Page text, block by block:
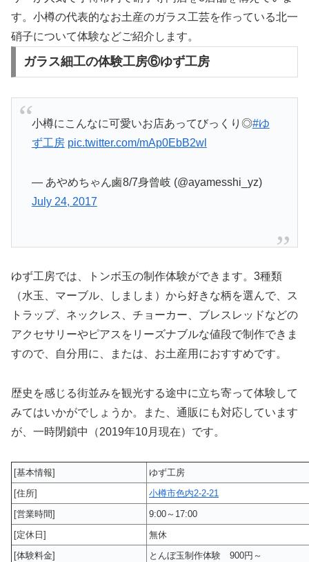
す。小樽の代表的なお土産のガラス工芸を作っている北一
硝子について体験などご紹介します。
ガラス細工の体験工房⑥ゆず工房
小樽にこんなに可愛いお店あってびっくり◎#ゆ
ず工房 pic.twitter.com/mAp0EbB2wl
— あやめちゃん鹵8/7身曾岐 (@ayamesshi_yz)
July 24, 2017
ゆず工房では、トンボ玉の制作体験ができます。3種類
（水玉、マーブル、しましま）から好きな柄を選んで、ス
トラップ、ネックレス、チョーカー、ブレスレッドなどの
アクセサリーやピアスをリーズナブルな値段で制作できま
すので、自分用に、または、お土産用におすすめです。
歴史を感じる街並みを観光する途中に立ち寄って体験して
みてはいかがでしょうか。また、通販にも対応しています
が、一時閉鎖中（2019年10月現在）です。
[基本情報]
ゆず工房
[住所]
小樽市色内2-2-21
[営業時間]
9:00～17:00
[定休日]
無休
[体験料金]
とんぼ玉制作体験 900円～